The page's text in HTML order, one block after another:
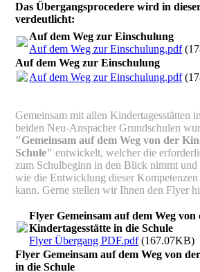
Das Übergangsprocedere wird in
verdeutlicht:
Auf dem Weg zur Einschulung
Auf dem Weg zur Einschulung.pdf
Auf dem Weg zur Einschulung
Auf dem Weg zur Einschulung.pdf
Gemeinsam mit allen Kindertagesstätten
beiden Neu-Anspacher Grundschulen
"Gemeinsam auf dem Weg von der
Schule" entwickelt, welcher die
zum Schulbeginn in den Blick nimmt
wie die Entwicklung dieser
kann. Gerne stellen wir Ihnen den Flyer
Flyer Gemeinsam auf dem Weg von
Kindertagesstätte in die Schule
Flyer Übergang PDF.pdf(167.07KB)
Flyer Gemeinsam auf dem Weg von
in die Schule